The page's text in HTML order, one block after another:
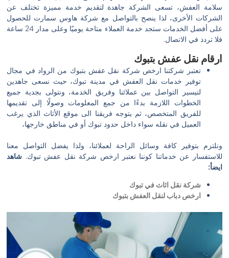
سلامة العفش، تسعى الشركة جاهدة لتقديم خدمة مميزة تختلف عن
الشركات الأخرى، لذا ينصح بالتواصل مع شركة هاوس سمارت للحصول
على أفضل الخدمات ستجد خدمة العملاء متاحة يوميًا وعلى مدار 24 ساعة
فلا تردد في الاتصال.
ارقام نقل عفش بتبوك
تعتبر شركتنا ارخص شركة نقل عفش بتبوك من الرواد في مجال
توفير خدمات نقل العفش في مدينة تبوك، حيث نسعى جاهدين
لتيسير التواصل بين عملائنا وفريق الخدمة، ونتولى بجدية جميع
الخطوات اللازمة بدءًا من جمع المعلومات وصولًا إلى تقديمها
للفريق المتخصص، ثم يتوجه فريقنا الى موقع الأثاث الذي يرغب
العميل في نقله سواء داخل حدود تبوك أو في مناطق خارجها،
ونلتزم بتوفير كافة وسائل الراحة لعملائنا، ولذا يفضل التواصل معنا
للاستفسار عن خدماتنا كوننا نعتبر ارخص شركة نقل عفش تبوك. شاهد
ايضأ:
شركة نقل اثاث في تبوك
ارخص دباب لنقل العفش بتبوك